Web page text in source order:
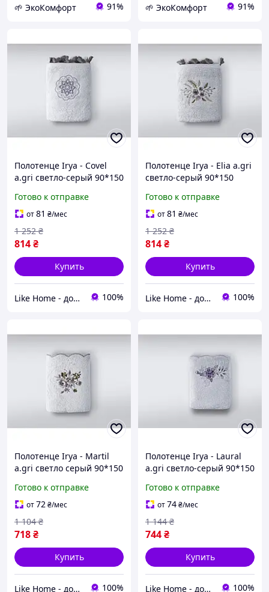
🌱 ЭкоКомфорт 91% 🌱 ЭкоКомфорт 91%
Полотенце Irya - Covel
a.gri светло-серый 90*150
Готово к отправке
от81 ₴/мес
814₴
1 252 ₴
Купить
Like Home - домашний уют для всей семьи. Будьте как дома 🤗 100%
Полотенце Irya - Elia a.gri
светло-серый 90*150
Готово к отправке
от81 ₴/мес
814₴
1 252 ₴
Купить
Like Home - домашний уют для всей семьи. Будьте как дома 🤗 100%
Полотенце Irya - Martil
a.gri светло серый 90*150
Готово к отправке
от72₴/мес
718₴
1 104 ₴
Купить
Like Home - домашний уют для всей семьи. Будьте как дома 🤗 100%
Полотенце Irya - Laural
a.gri светло-серый 90*150
Готово к отправке
от74₴/мес
744₴
1 144 ₴
Купить
Like Home - домашний уют для всей семьи. Будьте как дома 🤗 100%